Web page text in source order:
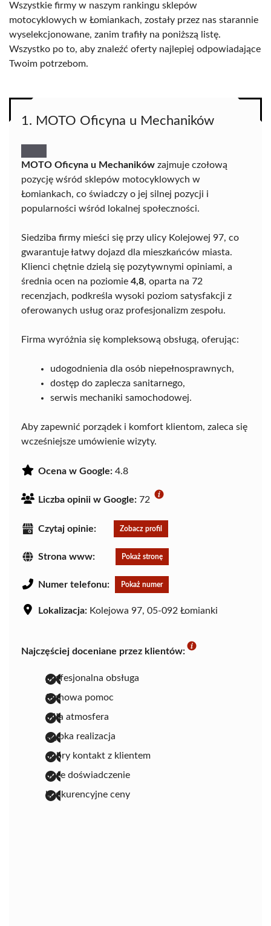
Wszystkie firmy w naszym rankingu sklepów
motocyklowych w Łomiankach, zostały przez nas starannie
wyselekcjonowane, zanim trafiły na poniższą listę.
Wszystko po to, aby znaleźć oferty najlepiej odpowiadające
Twoim potrzebom.
1. MOTO Oficyna u Mechaników
MOTO Oficyna u Mechaników zajmuje czołową
pozycję wśród sklepów motocyklowych w
Łomiankach, co świadczy o jej silnej pozycji i
popularności wśród lokalnej społeczności.
Siedziba firmy mieści się przy ulicy Kolejowej 97, co
gwarantuje łatwy dojazd dla mieszkańców miasta.
Klienci chętnie dzielą się pozytywnymi opiniami, a
średnia ocen na poziomie 4,8, oparta na 72
recenzjach, podkreśla wysoki poziom satysfakcji z
oferowanych usług oraz profesjonalizm zespołu.
Firma wyróżnia się kompleksową obsługą, oferując:
udogodnienia dla osób niepełnosprawnych,
dostęp do zaplecza sanitarnego,
serwis mechaniki samochodowej.
Aby zapewnić porządek i komfort klientom, zaleca się
wcześniejsze umówienie wizyty.
Ocena w Google: 4.8
Liczba opinii w Google: 72
Czytaj opinie: Zobacz profil
Strona www: Pokaż stronę
Numer telefonu: Pokaż numer
Lokalizacja: Kolejowa 97, 05-092 Łomianki
Najczęściej doceniane przez klientów:
profesjonalna obsługa
fachowa pomoc
miła atmosfera
szybka realizacja
dobry kontakt z klientem
duże doświadczenie
konkurencyjne ceny